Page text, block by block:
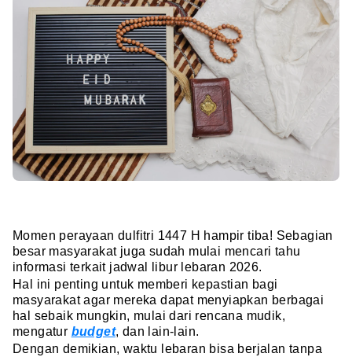
Momen perayaan dulfitri 1447 H hampir tiba! Sebagian
besar masyarakat juga sudah mulai mencari tahu
informasi terkait jadwal libur lebaran 2026.
Hal ini penting untuk memberi kepastian bagi
masyarakat agar mereka dapat menyiapkan berbagai
hal sebaik mungkin, mulai dari rencana mudik,
mengatur budget, dan lain-lain.
Dengan demikian, waktu lebaran bisa berjalan tanpa